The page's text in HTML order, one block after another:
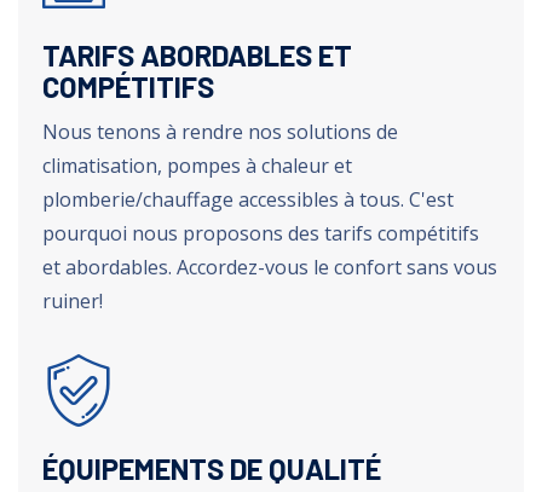
TARIFS ABORDABLES ET
COMPÉTITIFS
Nous tenons à rendre nos solutions de
climatisation, pompes à chaleur et
plomberie/chauffage accessibles à tous. C'est
pourquoi nous proposons des tarifs compétitifs
et abordables. Accordez-vous le confort sans vous
ruiner!
ÉQUIPEMENTS DE QUALITÉ